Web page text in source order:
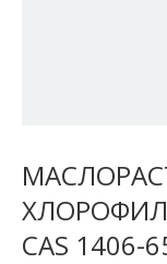
CAS 1406-